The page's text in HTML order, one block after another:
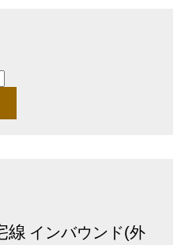
線 インバウンド(外